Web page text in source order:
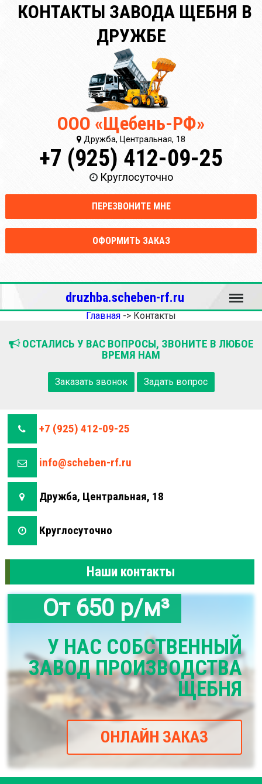
КОНТАКТЫ ЗАВОДА ЩЕБНЯ В
ДРУЖБЕ
ООО «Щебень-РФ»
Дружба, Центральная, 18
+7 (925) 412-09-25
Круглосуточно
ПЕРЕЗВОНИТЕ МНЕ
ОФОРМИТЬ ЗАКАЗ
druzhba.scheben-rf.ru Меню
Главная -> Контакты
ОСТАЛИСЬ У ВАС ВОПРОСЫ, ЗВОНИТЕ В ЛЮБОЕ
ВРЕМЯ НАМ
Заказать звонок Задать вопрос
+7 (925) 412-09-25
info@scheben-rf.ru
Дружба, Центральная, 18
Круглосуточно
Наши контакты
От 650 р/м³
У НАС СОБСТВЕННЫЙ
ЗАВОД ПРОИЗВОДСТВА
ЩЕБНЯ
ОНЛАЙН ЗАКАЗ